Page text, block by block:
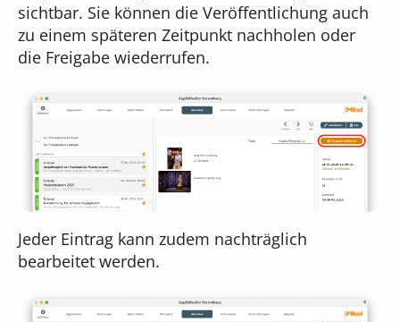
sichtbar. Sie können die Veröffentlichung auch
zu einem späteren Zeitpunkt nachholen oder
die Freigabe wiederrufen.
Jeder Eintrag kann zudem nachträglich
bearbeitet werden.